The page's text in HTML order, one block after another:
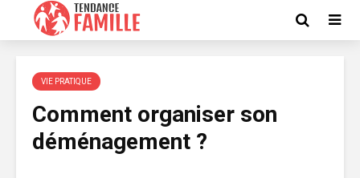
VIE PRATIQUE
Comment organiser son
déménagement ?